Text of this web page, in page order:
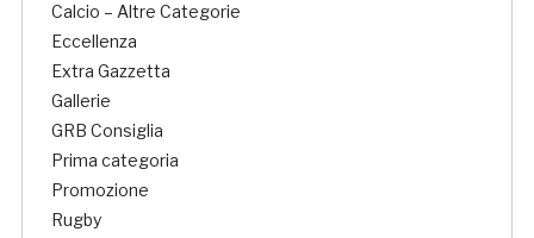
Calcio – Altre Categorie
Eccellenza
Extra Gazzetta
Gallerie
GRB Consiglia
Prima categoria
Promozione
Rugby